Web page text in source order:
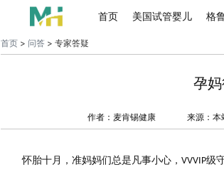
首页 美国试管婴儿 格
首页> 问答 > 专家答疑
孕
作者：麦肯锡健康 来源：本
怀胎十月，准妈妈们总是凡事小心， VVVIP级